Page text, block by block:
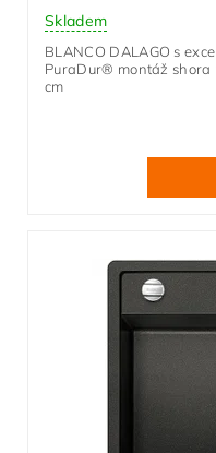
Skladem
BLANCO DALAGO s
PuraDur® montáž shora
cm